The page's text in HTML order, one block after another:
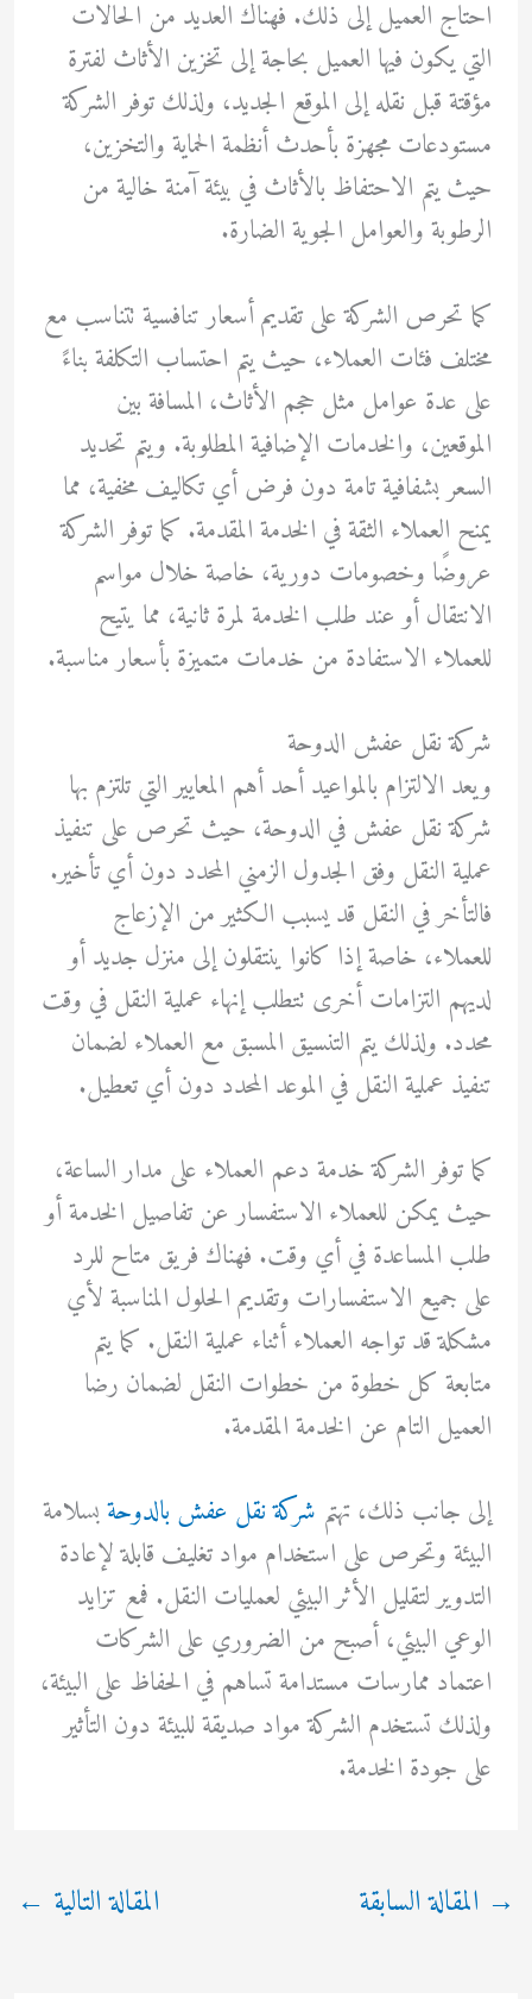
احتاج العميل إلى ذلك. فهناك العديد من الحالات
التي يكون فيها العميل بحاجة إلى تخزين الأثاث لفترة
مؤقتة قبل نقله إلى الموقع الجديد، ولذلك توفر الشركة
مستودعات مجهزة بأحدث أنظمة الحماية والتخزين،
حيث يتم الاحتفاظ بالأثاث في بيئة آمنة خالية من
الرطوبة والعوامل الجوية الضارة.
كما تحرص الشركة على تقديم أسعار تنافسية تتناسب مع
مختلف فئات العملاء، حيث يتم احتساب التكلفة بناءً
على عدة عوامل مثل حجم الأثاث، المسافة بين
الموقعين، والخدمات الإضافية المطلوبة. ويتم تحديد
السعر بشفافية تامة دون فرض أي تكاليف مخفية، مما
يمنح العملاء الثقة في الخدمة المقدمة. كما توفر الشركة
عروضًا وخصومات دورية، خاصة خلال مواسم
الانتقال أو عند طلب الخدمة لمرة ثانية، مما يتيح
للعملاء الاستفادة من خدمات متميزة بأسعار مناسبة.
شركة نقل عفش الدوحة
ويعد الالتزام بالمواعيد أحد أهم المعايير التي تلتزم بها
شركة نقل عفش في الدوحة، حيث تحرص على تنفيذ
عملية النقل وفق الجدول الزمني المحدد دون أي تأخير.
فالتأخر في النقل قد يسبب الكثير من الإزعاج
للعملاء، خاصة إذا كانوا ينتقلون إلى منزل جديد أو
لديهم التزامات أخرى تتطلب إنهاء عملية النقل في وقت
محدد. ولذلك يتم التنسيق المسبق مع العملاء لضمان
تنفيذ عملية النقل في الموعد المحدد دون أي تعطيل.
كما توفر الشركة خدمة دعم العملاء على مدار الساعة،
حيث يمكن للعملاء الاستفسار عن تفاصيل الخدمة أو
طلب المساعدة في أي وقت. فهناك فريق متاح للرد
على جميع الاستفسارات وتقديم الحلول المناسبة لأي
مشكلة قد تواجه العملاء أثناء عملية النقل. كما يتم
متابعة كل خطوة من خطوات النقل لضمان رضا
العميل التام عن الخدمة المقدمة.
إلى جانب ذلك، تهتم شركة نقل عفش بالدوحةبسلامة
البيئة وتحرص على استخدام مواد تغليف قابلة لإعادة
التدوير لتقليل الأثر البيئي لعمليات النقل. فمع تزايد
الوعي البيئي، أصبح من الضروري على الشركات
اعتماد ممارسات مستدامة تساهم في الحفاظ على البيئة،
ولذلك تستخدم الشركة مواد صديقة للبيئة دون التأثير
على جودة الخدمة.
→ المقالة السابقة المقالة التالية ←